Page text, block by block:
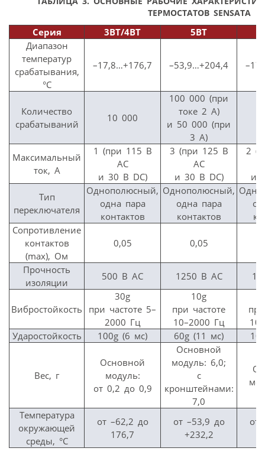
ТЕРМОСТАТОВ SENSATA
Серия 3BT/4BT
5BT
Диапазон
температур
срабатывания,
°С
–17,8…+176,7 –53,9…+204,4
Количество
срабатываний
10 000
100 000 (при
токе 2 А)
и 50 000 (при
3 А)
Максимальный
ток, А
1 (при 115 В
АС
и 30 В DC)
3 (при 125 В
АС
и 30 В DC)
2
и
Тип
переключателя
Однополюсный,
одна пара
контактов
Однополюсный,
одна пара
контактов
Сопротивление
контактов
(max), Ом
0,05 0,05
Прочность
изоляции
500 В АС 1250 В АС
Вибростойкость
30g
при частоте 5–
2000 Гц
10g
при частоте
10–2000 Гц
Ударостойкость
100g (6 мс) 60g (11 мс)
Вес, г
Основной
модуль:
от 0,2 до 0,9
Основной
модуль: 6,0;
с
кронштейнами:
7,0
Температура
окружающей
среды, °С
от –62,2 до
176,7
от –53,9 до
+232,2
от